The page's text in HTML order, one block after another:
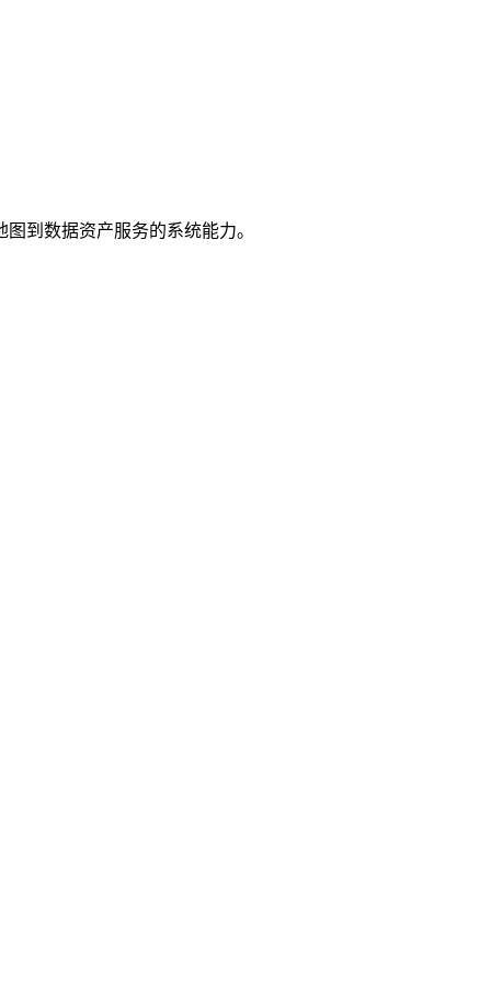
到数据资产服务的系统能力。